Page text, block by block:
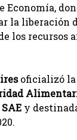
Economía,
la liberación
los recursos
oficializó la
SAE y